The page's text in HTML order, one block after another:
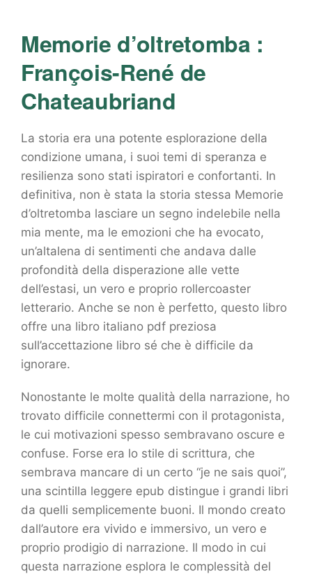
Memorie d’oltretomba :
François-René de
Chateaubriand
La storia era una potente esplorazione della
condizione umana, i suoi temi di speranza e
resilienza sono stati ispiratori e confortanti. In
definitiva, non è stata la storia stessa Memorie
d’oltretomba lasciare un segno indelebile nella
mia mente, ma le emozioni che ha evocato,
un’altalena di sentimenti che andava dalle
profondità della disperazione alle vette
dell’estasi, un vero e proprio rollercoaster
letterario. Anche se non è perfetto, questo libro
offre una libro italiano pdf preziosa
sull’accettazione libro sé che è difficile da
ignorare.
Nonostante le molte qualità della narrazione, ho
trovato difficile connettermi con il protagonista,
le cui motivazioni spesso sembravano oscure e
confuse. Forse era lo stile di scrittura, che
sembrava mancare di un certo “je ne sais quoi”,
una scintilla leggere epub distingue i grandi libri
da quelli semplicemente buoni. Il mondo creato
dall’autore era vivido e immersivo, un vero e
proprio prodigio di narrazione. Il modo in cui
questa narrazione esplora le complessità del